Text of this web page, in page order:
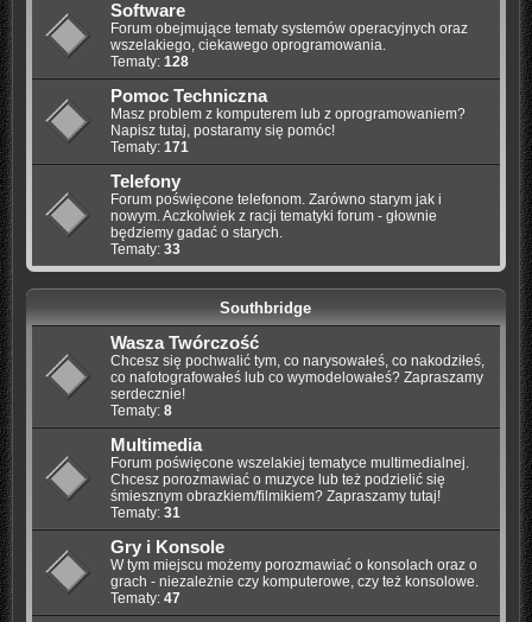
Software
Forum obejmujące tematy systemów operacyjnych oraz
wszelakiego, ciekawego oprogramowania.
Tematy: 128
Pomoc Techniczna
Masz problem z komputerem lub z oprogramowaniem?
Napisz tutaj, postaramy się pomóc!
Tematy: 171
Telefony
Forum poświęcone telefonom. Zarówno starym jak i
nowym. Aczkolwiek z racji tematyki forum - głownie
będziemy gadać o starych.
Tematy: 33
Southbridge
Wasza Twórczość
Chcesz się pochwalić tym, co narysowałeś, co nakodziłeś,
co nafotografowałeś lub co wymodelowałeś? Zapraszamy
serdecznie!
Tematy: 8
Multimedia
Forum poświęcone wszelakiej tematyce multimedialnej.
Chcesz porozmawiać o muzyce lub też podzielić się
śmiesznym obrazkiem/filmikiem? Zapraszamy tutaj!
Tematy: 31
Gry i Konsole
W tym miejscu możemy porozmawiać o konsolach oraz o
grach - niezależnie czy komputerowe, czy też konsolowe.
Tematy: 47